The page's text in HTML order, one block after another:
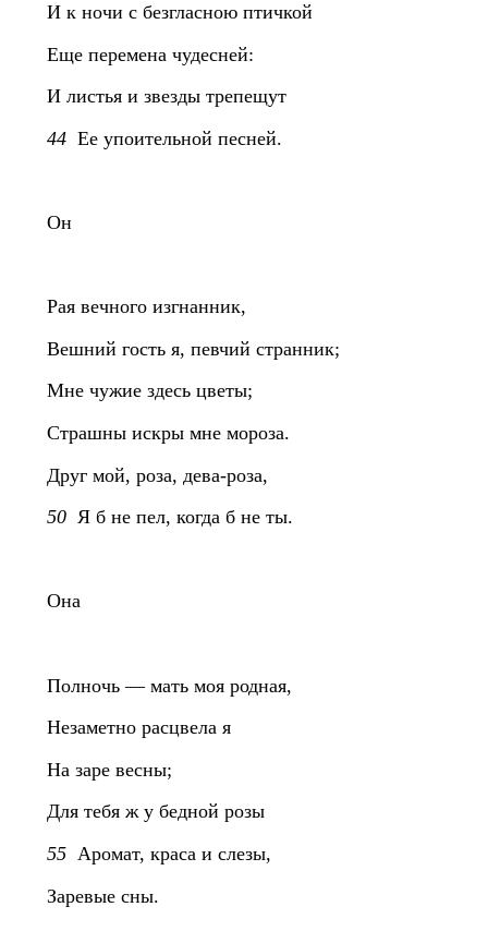
И к ночи с безгласною птичкой
Еще перемена чудесней:
И листья и звезды трепещут
44Ее упоительной песней.
Он
Рая вечного изгнанник,
Вешний гость я, певчий странник;
Мне чужие здесь цветы;
Страшны искры мне мороза.
Друг мой, роза, дева-роза,
50Я б не пел, когда б не ты.
Она
Полночь — мать моя родная,
Незаметно расцвела я
На заре весны;
Для тебя ж у бедной розы
55Аромат, краса и слезы,
Заревые сны.